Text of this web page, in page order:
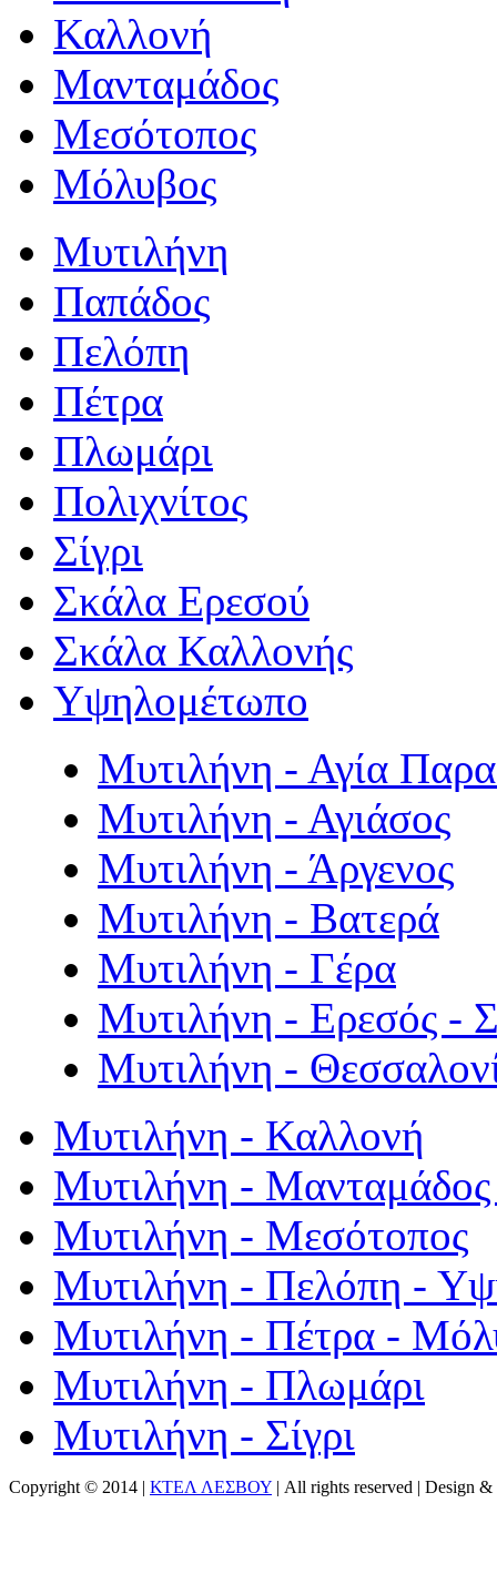
Καλλονή
Μανταμάδος
Μεσότοπος
Μόλυβος
Μυτιλήνη
Παπάδος
Πελόπη
Πέτρα
Πλωμάρι
Πολιχνίτος
Σίγρι
Σκάλα Ερεσού
Σκάλα Καλλονής
Υψηλομέτωπο
Μυτιλήνη - Αγία
Μυτιλήνη - Αγιάσος
Μυτιλήνη - Άργενος
Μυτιλήνη - Βατερά
Μυτιλήνη - Γέρα
Μυτιλήνη - Ερεσός -
Μυτιλήνη -
Μυτιλήνη - Καλλονή
Μυτιλήνη - Μανταμάδος
Μυτιλήνη - Μεσότοπος
Μυτιλήνη - Πελόπη -
Μυτιλήνη - Πέτρα -
Μυτιλήνη - Πλωμάρι
Μυτιλήνη - Σίγρι
Copyright © 2014 | ΚΤΕΛ ΛΕΣΒΟΥ | All rights reserved | Design &